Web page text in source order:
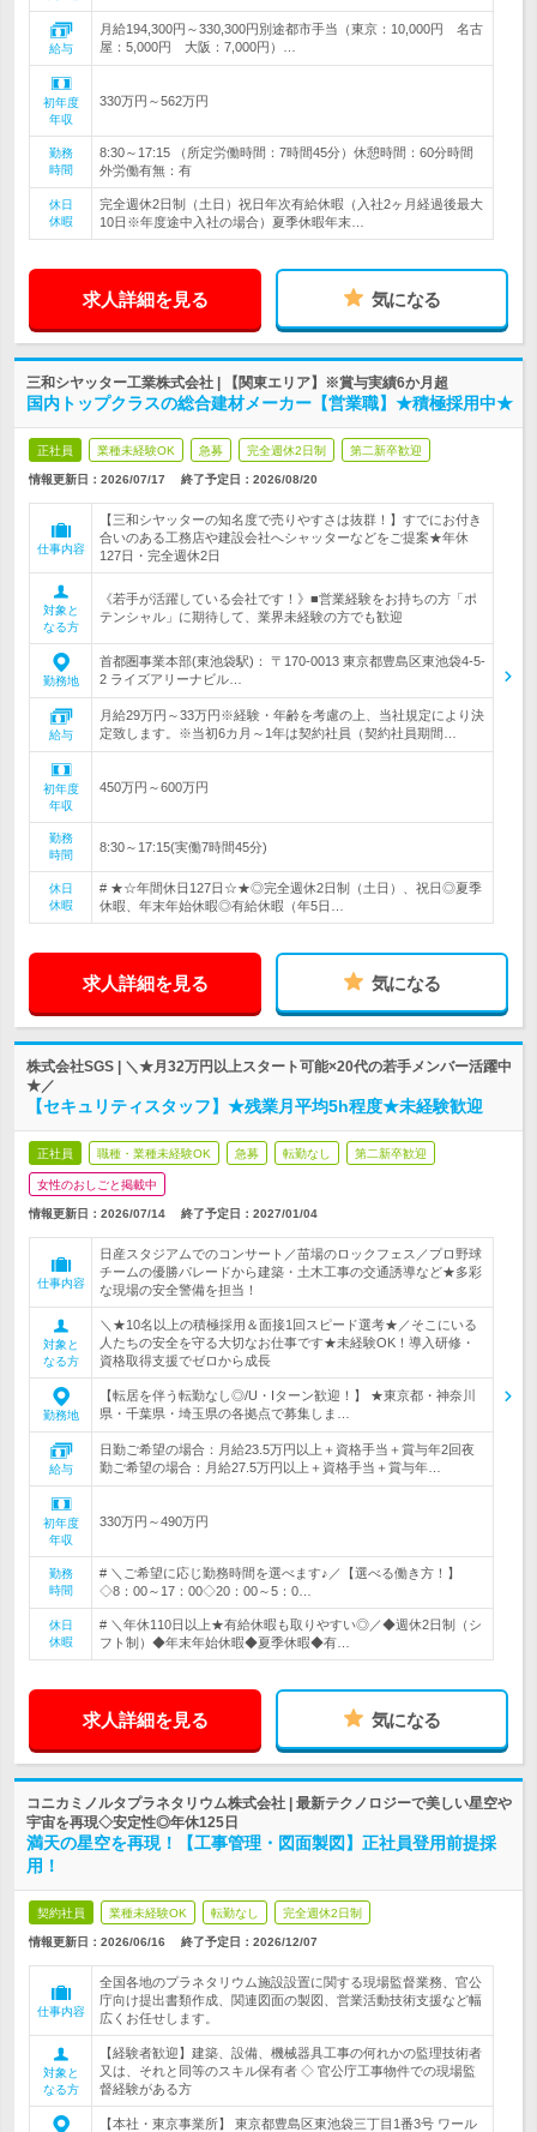
給与
月給194,300円～330,300円別途都市手当（東京：10,000円 名古
屋：5,000円 大阪：7,000円）…
初年度
年収
330万円～562万円
勤務
時間
8:30～17:15 （所定労働時間：7時間45分）休憩時間：60分時間
外労働有無：有
休日
休暇
完全週休2日制（土日）祝日年次有給休暇（入社2ヶ月経過後最大
10日※年度途中入社の場合）夏季休暇年末…
求人詳細を見る 気になる
三和シヤッター工業株式会社 | 【関東エリア】※賞与実績6か月超
国内トップクラスの総合建材メーカー【営業職】★積極採用中★
正社員 業種未経験OK 急募 完全週休2日制 第二新卒歓迎
情報更新日：2026/07/17 終了予定日： 2026/08/20
仕事内容
【三和シヤッターの知名度で売りやすさは抜群！】すでにお付き
合いのある工務店や建設会社へシャッターなどをご提案★年休
127日・完全週休2日
対象と
なる方
《若手が活躍している会社です！》■営業経験をお持ちの方「ポ
テンシャル」に期待して、業界未経験の方でも歓迎
勤務地
首都圏事業本部(東池袋駅)： 〒170-0013 東京都豊島区東池袋4-5-
2 ライズアリーナビル…
給与
月給29万円～33万円※経験・年齢を考慮の上、当社規定により決
定致します。※当初6カ月～1年は契約社員（契約社員期間…
初年度
年収
450万円～600万円
勤務
時間
8:30～17:15(実働7時間45分)
休日
休暇
# ★☆年間休日127日☆★◎完全週休2日制（土日）、祝日◎夏季
休暇、年末年始休暇◎有給休暇（年5日…
求人詳細を見る 気になる
株式会社SGS | ＼★月32万円以上スタート可能×20代の若手メンバー活躍中
★／
【セキュリティスタッフ】★残業月平均5h程度★未経験歓迎
正社員 職種・業種未経験OK 急募 転勤なし 第二新卒歓迎
女性のおしごと掲載中
情報更新日：2026/07/14 終了予定日： 2027/01/04
仕事内容
日産スタジアムでのコンサート／苗場のロックフェス／プロ野球
チームの優勝パレードから建築・土木工事の交通誘導など★多彩
な現場の安全警備を担当！
対象と
なる方
＼★10名以上の積極採用＆面接1回スピード選考★／そこにいる
人たちの安全を守る大切なお仕事です★未経験OK！導入研修・
資格取得支援でゼロから成長
勤務地
【転居を伴う転勤なし◎/U・Iターン歓迎！】 ★東京都・神奈川
県・千葉県・埼玉県の各拠点で募集しま…
給与
日勤ご希望の場合：月給23.5万円以上＋資格手当＋賞与年2回夜
勤ご希望の場合：月給27.5万円以上＋資格手当＋賞与年…
初年度
年収
330万円～490万円
勤務
時間
# ＼ご希望に応じ勤務時間を選べます♪／【選べる働き方！】
◇8：00～17：00◇20：00～5：0…
休日
休暇
# ＼年休110日以上★有給休暇も取りやすい◎／◆週休2日制（シ
フト制）◆年末年始休暇◆夏季休暇◆有…
求人詳細を見る 気になる
コニカミノルタプラネタリウム株式会社 | 最新テクノロジーで美しい星空や
宇宙を再現◇安定性◎年休125日
満天の星空を再現！【工事管理・図面製図】正社員登用前提採
用！
契約社員 業種未経験OK 転勤なし 完全週休2日制
情報更新日：2026/06/16 終了予定日： 2026/12/07
仕事内容
全国各地のプラネタリウム施設設置に関する現場監督業務、官公
庁向け提出書類作成、関連図面の製図、営業活動技術支援など幅
広くお任せします。
対象と
なる方
【経験者歓迎】建築、設備、機械器具工事の何れかの監理技術者
又は、それと同等のスキル保有者 ◇ 官公庁工事物件での現場監
督経験がある方
【本社・東京事業所】 東京都豊島区東池袋三丁目1番3号 ワール